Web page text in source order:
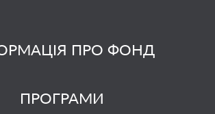
ПРО ФОНД
ПРОГРАМИ